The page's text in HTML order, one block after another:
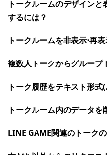
トークルームのデザイン
するには？
トークルームを非表示⋅再
複数人トークからグループ
トーク履歴をテキスト形
トークルーム内のデータを
LINE GAME関連のトーク